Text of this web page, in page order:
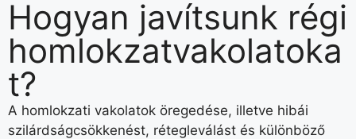
Hogyan javítsunk régi
homlokzatvakolatoka
t?
A homlokzati vakolatok öregedése, illetve hibái
szilárdságcsökkenést, rétegleválást és különböző